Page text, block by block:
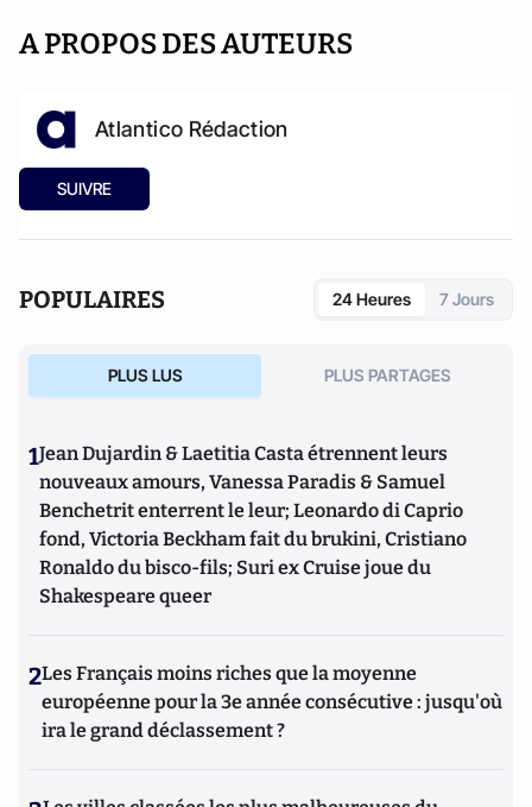
A PROPOS DES AUTEURS
Atlantico Rédaction
SUIVRE
POPULAIRES 24 Heures 7 Jours
PLUS LUS PLUS PARTAGES
1Jean Dujardin & Laetitia Casta étrennent leurs
nouveaux amours, Vanessa Paradis & Samuel
Benchetrit enterrent le leur; Leonardo di Caprio
fond, Victoria Beckham fait du brukini, Cristiano
Ronaldo du bisco-fils; Suri ex Cruise joue du
Shakespeare queer
2Les Français moins riches que la moyenne
européenne pour la 3e année consécutive : jusqu'où
ira le grand déclassement ?